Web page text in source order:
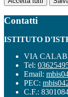
Contatti
ISTITUTO
VIA
Tel:
Email:
PEC:
C.F.: